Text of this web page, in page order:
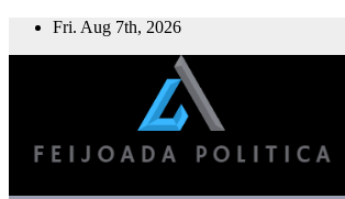
Skip
Fri. Aug 7th, 2026